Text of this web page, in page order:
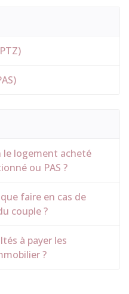
logement acheté
ou PAS ?
faire en cas de
couple ?
à payer les
?